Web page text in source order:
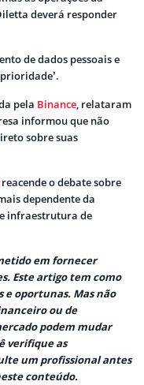
deverá responder
de dados pessoais e
pela Binance, relataram
informou que não
sobre suas
reacende o debate sobre
dependente da
infraestrutura de
em fornecer
Este artigo tem como
oportunas. Mas não
ou de
podem mudar
verifique as
um profissional antes
conteúdo.